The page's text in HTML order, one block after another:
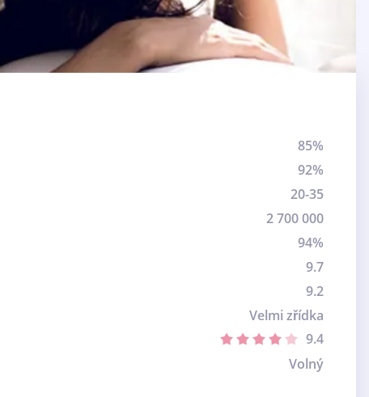
85%
92%
20-35
2 700 000
94%
9.7
9.2
Velmi zřídka
9.4
Volný